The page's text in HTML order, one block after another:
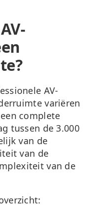
AV-
variëren
complete
tussen de 3.000
van de
van de
van de